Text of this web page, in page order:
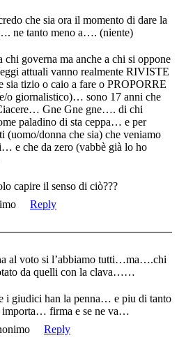
che sia ora il momento di dare la
ne tanto meno a…. (niente)
chi governa ma anche a chi si oppone
attuali vanno realmente RIVISTE
sia tizio o caio a fare o PROPORRE
o giornalistico)… sono 17 anni che
Gne Gne gne…. di chi
paladino di sta ceppa… e per
(uomo/donna che sia) che veniamo
e che da zero (vabbè già lo ho
capire il senso di ciò???
Reply
al voto si l’abbiamo tutti…ma….chi
da quelli con la clava……
i giudici han la penna… e piu di tanto
importa… firma e se ne va…
Reply